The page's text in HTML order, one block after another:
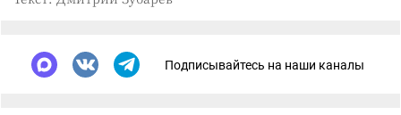
Подписывайтесь на наши каналы